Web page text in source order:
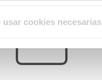
usar cookies necesarias